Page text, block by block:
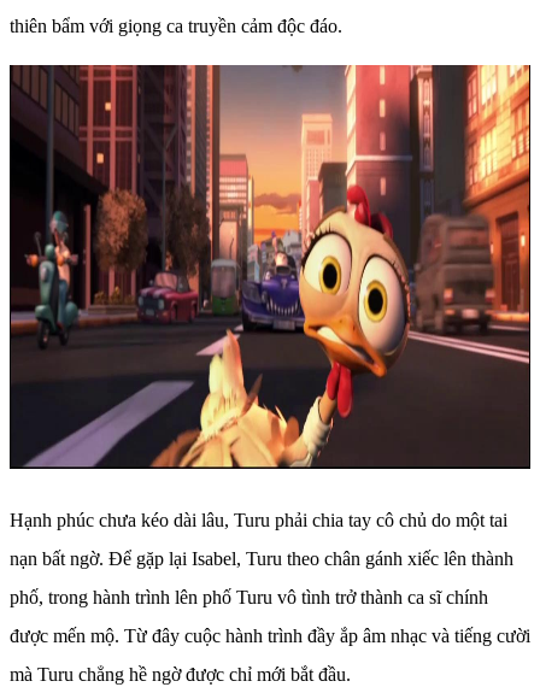
thiên bẩm với giọng ca truyền cảm độc đáo.
Hạnh phúc chưa kéo dài lâu, Turu phải chia tay cô chủ do một tai
nạn bất ngờ. Để gặp lại Isabel, Turu theo chân gánh xiếc lên thành
phố, trong hành trình lên phố Turu vô tình trở thành ca sĩ chính
được mến mộ. Từ đây cuộc hành trình đầy ắp âm nhạc và tiếng cười
mà Turu chẳng hề ngờ được chỉ mới bắt đầu.